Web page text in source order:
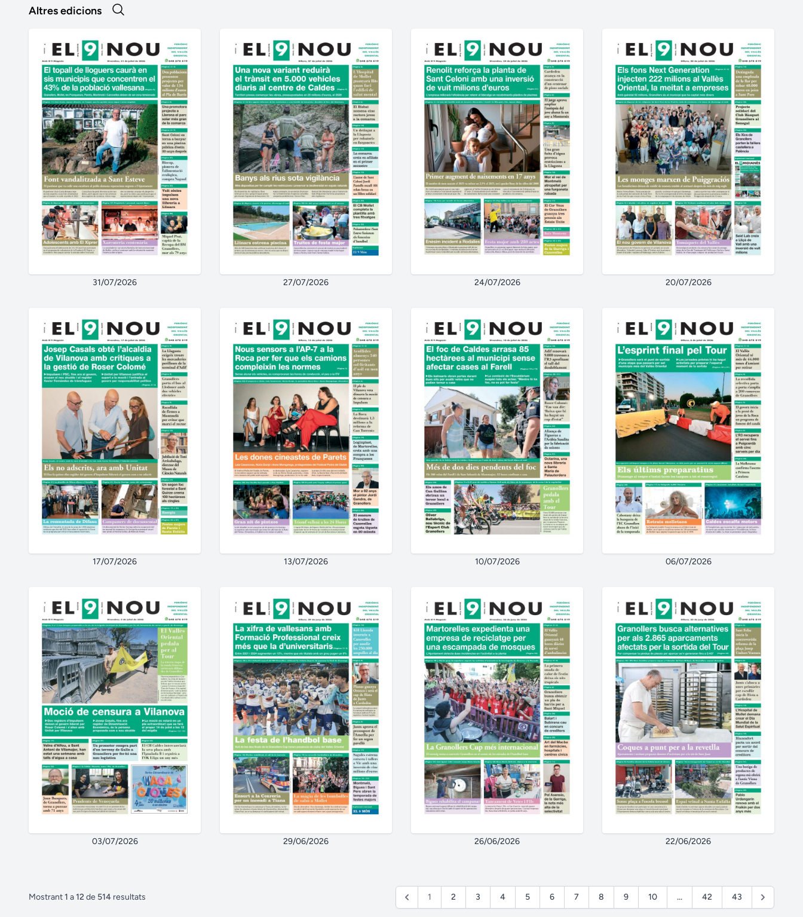
Altres edicions
31/07/2026 27/07/2026 24/07/2026 20/07/2026
17/07/2026 13/07/2026 10/07/2026 06/07/2026
03/07/2026 29/06/2026 26/06/2026 22/06/2026
Mostrant1 a12de 514 resultats 1 2 3 4 5 6 7 8 9 10 ... 42 43